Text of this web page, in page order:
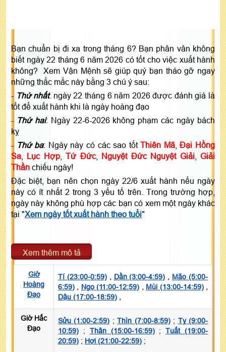
Bạn chuẩn bị đi xa trong tháng 6? Bạn phân vân không
biết ngày 22 tháng 6 năm 2026 có tốt cho việc xuất hành
không? Xem Vận Mệnh sẽ giúp quý bạn tháo gỡ ngay
những thắc mắc này bằng 3 chú ý sau:
- Thứ nhất: ngày 22 tháng 6 năm 2026 được đánh giá là
tốt để xuất hành khi là ngày hoàng đạo
- Thứ hai: Ngày 22-6-2026 không phạm các ngày bách
kỵ
- Thứ ba: Ngày này có các sao tốtThiên Mã, Đại Hồng
Sa
Lục Hợp, Tứ Đức, Nguyệt Đức Nguyệt Giải,Giải
Thần chiếu ngày!
Đặc biệt, bạn nên chọn ngày 22/6 xuất hành nếu ngày
này có ít nhất 2 trong 3 yếu tố trên. Trong trường hợp,
ngày này không phù hợp các bạn có xem một ngày khác
tại "Xem ngày tốt xuất hành theo tuổi"
Xem thêm mô tả
Giờ
Hoàng
Đạo
Tí (23:00-0:59), Dần (3:00-4:59) , Mão (5:00-
6:59) , Ngọ (11:00-12:59) , Mùi (13:00-14:59),
Dậu (17:00-18:59) ,
Giờ Hắc
Đạo
Sửu (1:00-2:59) ;Thìn (7:00-8:59); Tỵ (9:00-
10:59) ; Thân (15:00-16:59);Tuất (19:00-
20:59) ; Hợi (21:00-22:59) ;